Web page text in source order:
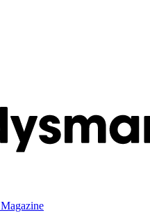
Magazine